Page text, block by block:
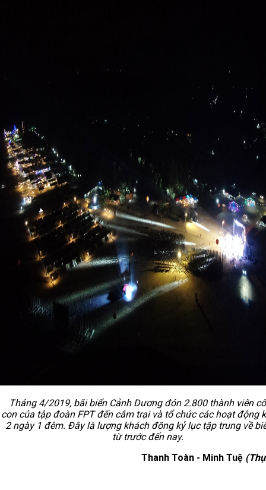
Tháng 4/2019, bãi biển Cảnh Dương đón 2.800 thành viên
con của tập đoàn FPT đến cắm trại và tổ chức các hoạt động
2 ngày 1 đêm. Đây là lượng khách đông kỷ lục tập trung về
từ trước đến nay.
Thanh Toàn - Minh Tuệ